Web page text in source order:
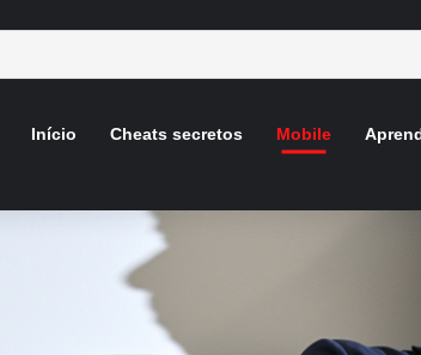
Início Cheats secretos Mobile